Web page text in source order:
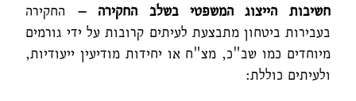
חשיבות הייצוג המשפטי בשלב החקירה – החקירה
בעבירות ביטחון מתבצעת לעיתים קרובות על ידי גורמים
מיוחדים כמו שב"כ, מצ"ח או יחידות מודיעין ייעודיות,
ולעיתים כוללת: